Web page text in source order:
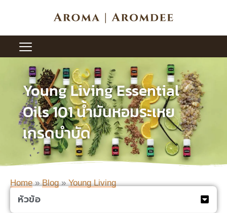
Young Living Essential
Oils 101 น้ำมันหอมระเหย
เกรดบำบัด
Home»Blog»Young Living
หัวข้อ